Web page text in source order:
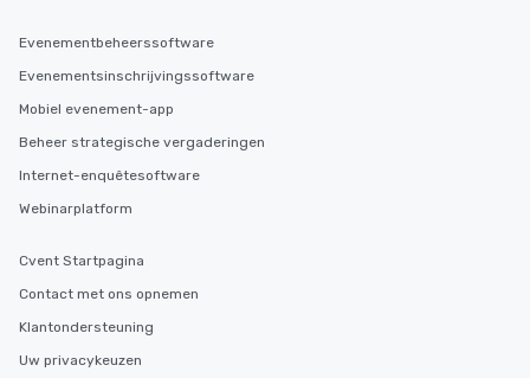
Evenementbeheerssoftware
Evenementsinschrijvingssoftware
Mobiel evenement-app
Beheer strategische vergaderingen
Internet-enquêtesoftware
Webinarplatform
Cvent Startpagina
Contact met ons opnemen
Klantondersteuning
Uw privacykeuzen